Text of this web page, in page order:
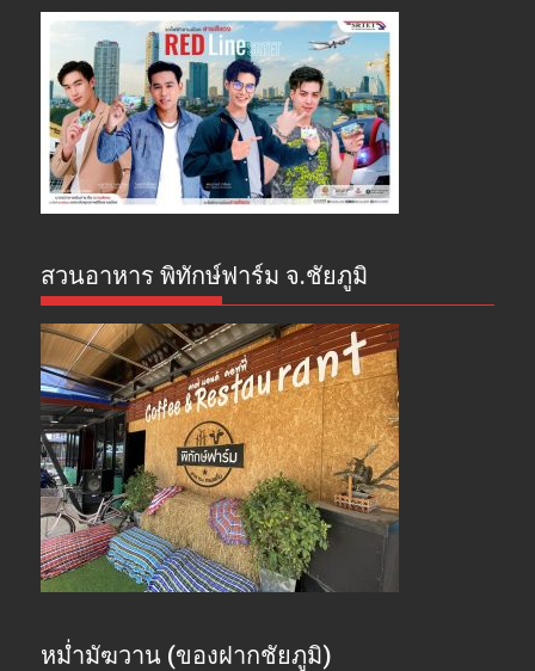
สวนอาหาร พิทักษ์ฟาร์ม จ.ชัยภูมิ
หม่ำมัฆวาน (ของฝากชัยภูมิ)